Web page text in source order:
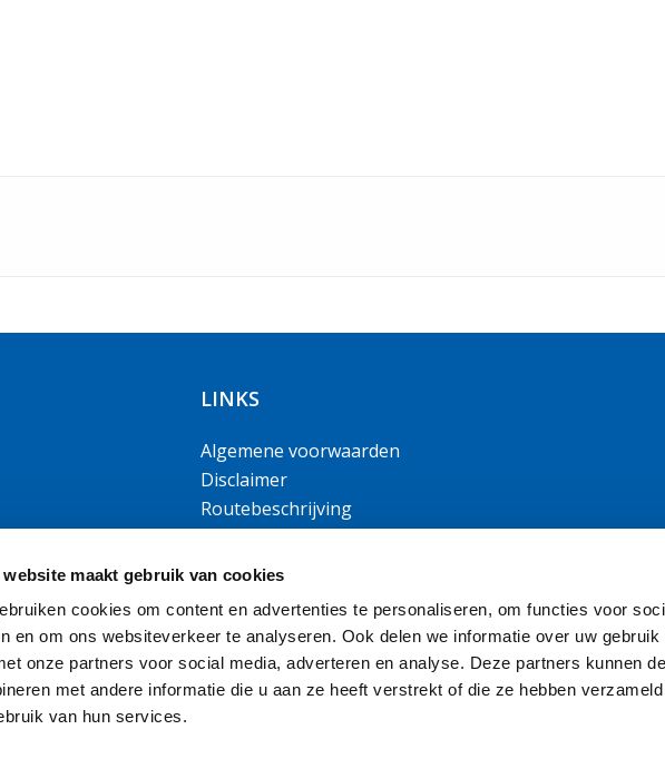
website maakt gebruik van cookies
cookies om content en advertenties te personaliseren, om functies voor
en om ons websiteverkeer te analyseren. Ook delen we informatie over uw gebruik
onze partners voor social media, adverteren en analyse. Deze partners kunnen
met andere informatie die u aan ze heeft verstrekt of die ze hebben
van hun services.
LINKS
Algemene voorwaarden
Disclaimer
Routebeschrijving
Handige documenten
Login loket.nl